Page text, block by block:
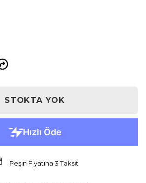
STOKTA YOK
Peşin Fiyatına 3 Taksit